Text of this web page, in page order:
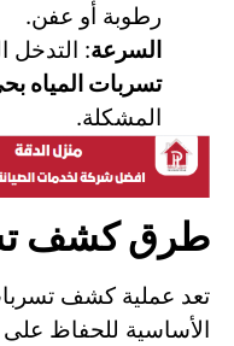
رطوبة أو عفن.
السرعة: التدخل
تسربات المياه
المشكلة.
طرق كشف
تعد عملية كشف
الأساسية للحفاظ على